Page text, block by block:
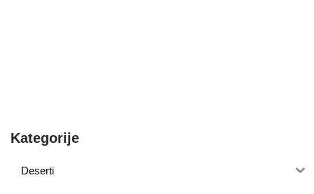
Kategorije
Deserti